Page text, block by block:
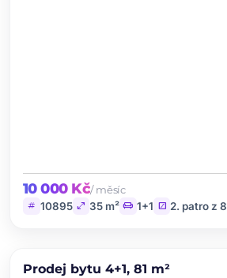
10 000 Kč/ měsíc
tag 10895 open_in_full 35 m² chair 1+1 stairs 2. patro z 8
PRODEJ
Prodej bytu 4+1, 81 m²